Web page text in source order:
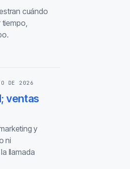
cuándo
tiempo,
DE 2026
ventas
y
ni
llamada